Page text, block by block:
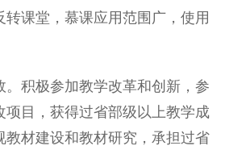
课堂，慕课应用范围广，使用
积极参加教学改革和创新，参
项目，获得过省部级以上教学成
教材建设和教材研究，承担过省